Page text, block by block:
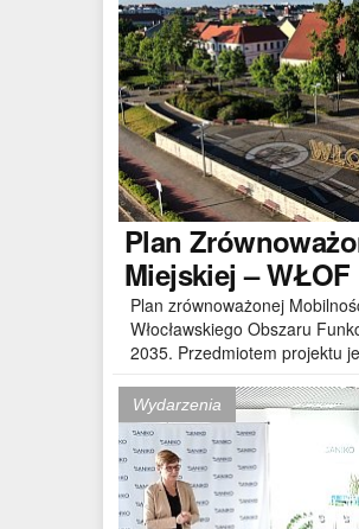
Plan
Miejskiej – WŁOF
Plan zrównoważonej
Włocławskiego Obszaru
2035. Przedmiotem projektu
Wydarzenia